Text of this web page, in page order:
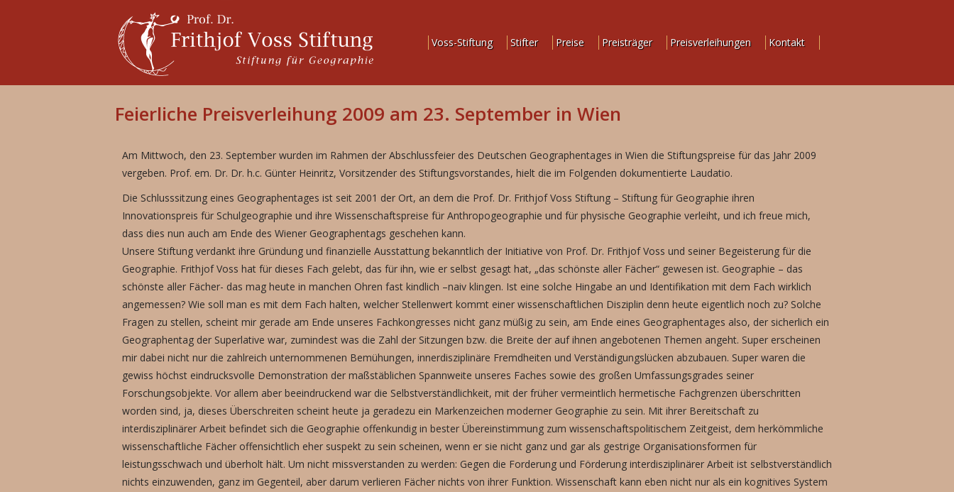
Voss-Stiftung Stifter Preise Preisträger Preisverleihungen Kontakt
Feierliche Preisverleihung 2009 am 23. September in Wien
Am Mittwoch, den 23. September wurden im Rahmen der Abschlussfeier des Deutschen Geographentages in Wien die Stiftungspreise für das Jahr 2009
vergeben. Prof. em. Dr. Dr. h.c. Günter Heinritz, Vorsitzender des Stiftungsvorstandes, hielt die im Folgenden dokumentierte Laudatio.
Die Schlusssitzung eines Geographentages ist seit 2001 der Ort, an dem die Prof. Dr. Frithjof Voss Stiftung – Stiftung für Geographie ihren
Innovationspreis für Schulgeographie und ihre Wissenschaftspreise für Anthropogeographie und für physische Geographie verleiht, und ich freue mich,
dass dies nun auch am Ende des Wiener Geographentags geschehen kann.
Unsere Stiftung verdankt ihre Gründung und finanzielle Ausstattung bekanntlich der Initiative von Prof. Dr. Frithjof Voss und seiner Begeisterung für die
Geographie. Frithjof Voss hat für dieses Fach gelebt, das für ihn, wie er selbst gesagt hat, „das schönste aller Fächer“ gewesen ist. Geographie – das
schönste aller Fächer- das mag heute in manchen Ohren fast kindlich –naiv klingen. Ist eine solche Hingabe an und Identifikation mit dem Fach wirklich
angemessen? Wie soll man es mit dem Fach halten, welcher Stellenwert kommt einer wissenschaftlichen Disziplin denn heute eigentlich noch zu? Solche
Fragen zu stellen, scheint mir gerade am Ende unseres Fachkongresses nicht ganz müßig zu sein, am Ende eines Geographentages also, der sicherlich ein
Geographentag der Superlative war, zumindest was die Zahl der Sitzungen bzw. die Breite der auf ihnen angebotenen Themen angeht. Super erscheinen
mir dabei nicht nur die zahlreich unternommenen Bemühungen, innerdisziplinäre Fremdheiten und Verständigungslücken abzubauen. Super waren die
gewiss höchst eindrucksvolle Demonstration der maßstäblichen Spannweite unseres Faches sowie des großen Umfassungsgrades seiner
Forschungsobjekte. Vor allem aber beeindruckend war die Selbstverständlichkeit, mit der früher vermeintlich hermetische Fachgrenzen überschritten
worden sind, ja, dieses Überschreiten scheint heute ja geradezu ein Markenzeichen moderner Geographie zu sein. Mit ihrer Bereitschaft zu
interdisziplinärer Arbeit befindet sich die Geographie offenkundig in bester Übereinstimmung zum wissenschaftspolitischem Zeitgeist, dem herkömmliche
wissenschaftliche Fächer offensichtlich eher suspekt zu sein scheinen, wenn er sie nicht ganz und gar als gestrige Organisationsformen für
leistungsschwach und überholt hält. Um nicht missverstanden zu werden: Gegen die Forderung und Förderung interdisziplinärer Arbeit ist selbstverständlich
nichts einzuwenden, ganz im Gegenteil, aber darum verlieren Fächer nichts von ihrer Funktion. Wissenschaft kann eben nicht nur als ein kognitives System